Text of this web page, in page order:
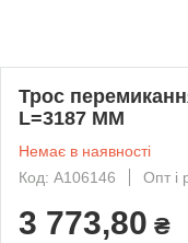
Трос
L=3187 MM
Немає в наявності
Код: A106146
Опт і
3 773,80 ₴